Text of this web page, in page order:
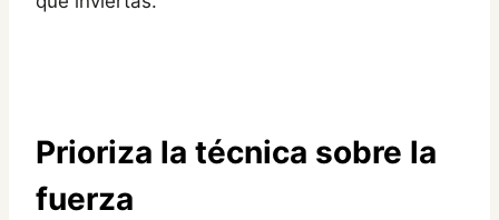
Prioriza la técnica sobre la
fuerza